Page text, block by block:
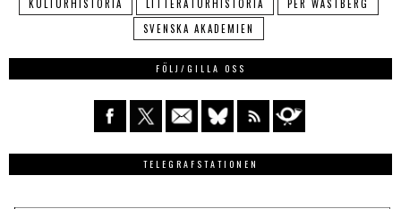
KULTURHISTORIA LITTERATURHISTORIA
PER WÄSTBERG
SVENSKA AKADEMIEN
FÖLJ/GILLA OSS
TELEGRAFSTATIONEN